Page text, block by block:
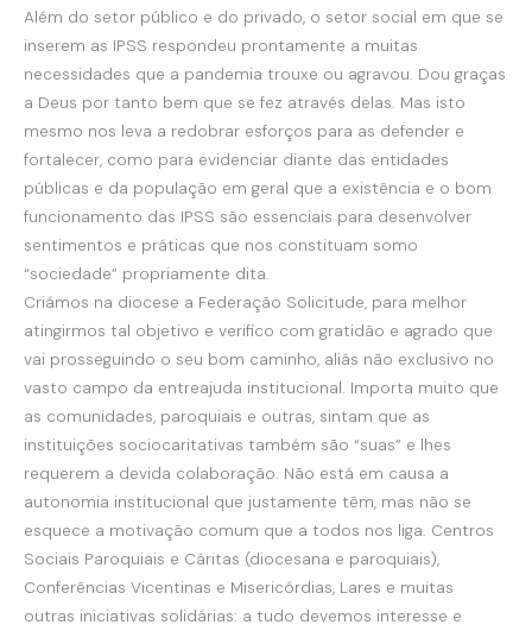
Além do setor público e do privado, o setor social em que se
inserem as IPSS respondeu prontamente a muitas
necessidades que a pandemia trouxe ou agravou. Dou graças
a Deus por tanto bem que se fez através delas. Mas isto
mesmo nos leva a redobrar esforços para as defender e
fortalecer, como para evidenciar diante das entidades
públicas e da população em geral que a existência e o bom
funcionamento das IPSS são essenciais para desenvolver
sentimentos e práticas que nos constituam somo
“sociedade” propriamente dita.
Criámos na diocese a Federação Solicitude, para melhor
atingirmos tal objetivo e verifico com gratidão e agrado que
vai prosseguindo o seu bom caminho, aliás não exclusivo no
vasto campo da entreajuda institucional. Importa muito que
as comunidades, paroquiais e outras, sintam que as
instituições sociocaritativas também são “suas” e lhes
requerem a devida colaboração. Não está em causa a
autonomia institucional que justamente têm, mas não se
esquece a motivação comum que a todos nos liga. Centros
Sociais Paroquiais e Cáritas (diocesana e paroquiais),
Conferências Vicentinas e Misericórdias, Lares e muitas
outras iniciativas solidárias: a tudo devemos interesse e